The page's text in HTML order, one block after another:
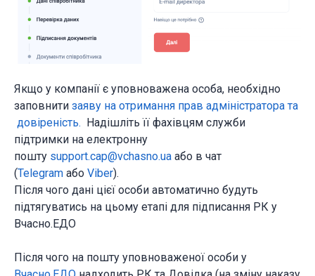
Якщо у компанії є уповноважена особа, необхідно
заповнити заяву на отримання прав адміністратора та
довіреність. Надішліть її фахівцям служби
підтримки на електронну
пошту support.cap@vchasno.ua або в чат
(Telegram або Viber).
Після чого дані цієї особи автоматично будуть
підтягуватись на цьому етапі для підписання РК у
Вчасно.ЕДО
Після чого на пошту уповноваженої особи у